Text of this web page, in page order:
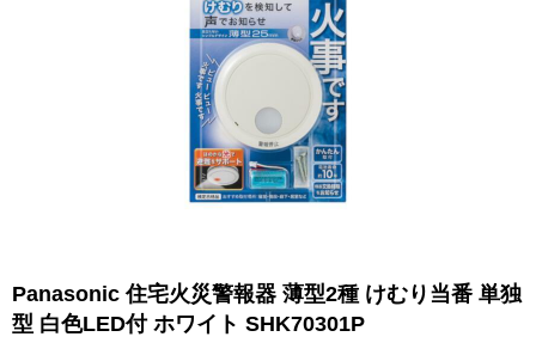
Panasonic 住宅火災警報器 薄型2種 けむり当番 単独
型 白色LED付 ホワイト SHK70301P